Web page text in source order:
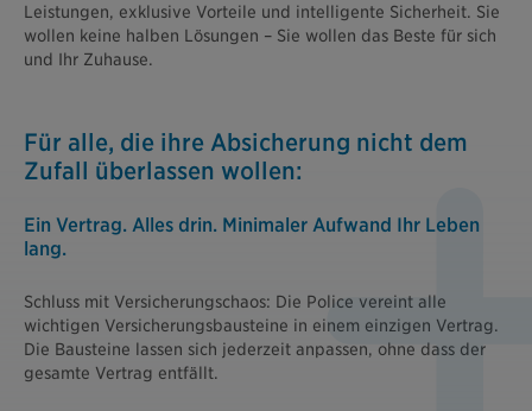
Leistungen, exklusive Vorteile und intelligente Sicherheit. Sie
wollen keine halben Lösungen – Sie wollen das Beste für sich
und Ihr Zuhause.
Für alle, die ihre Absicherung nicht dem
Zufall überlassen wollen:
Ein Vertrag. Alles drin. Minimaler Aufwand Ihr Leben
lang.
Schluss mit Versicherungschaos: Die Police vereint alle
wichtigen Versicherungsbausteine in einem einzigen Vertrag.
Die Bausteine lassen sich jederzeit anpassen, ohne dass der
gesamte Vertrag entfällt.